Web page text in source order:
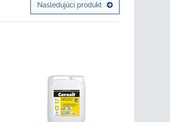
Nasledujúci produkt